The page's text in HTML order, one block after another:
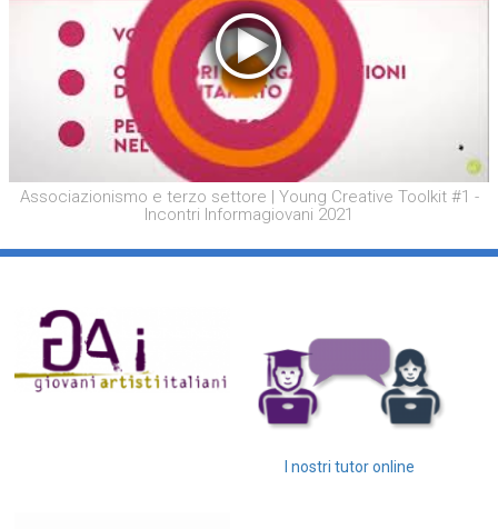
Associazionismo e terzo settore | Young Creative Toolkit #1 -
Incontri Informagiovani 2021
I nostri tutor online